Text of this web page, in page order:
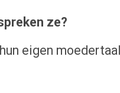
ze?
eigen